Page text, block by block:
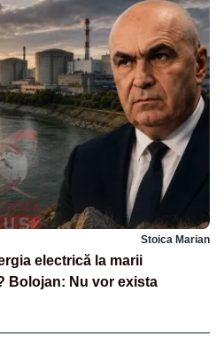
Stoica Marian
electrică la marii
Bolojan: Nu vor exista